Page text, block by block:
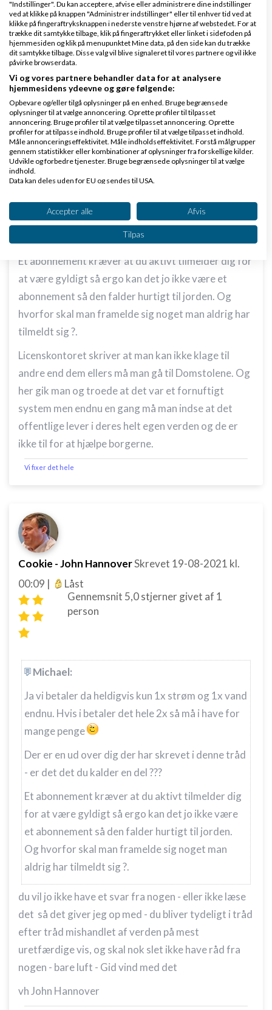
Alle steder gør de da det - lige som en del har
forsøgt at forklare dig - Hvis du har abonnement
og ikke opsiger det, så forsætter du betalingen
efter at være flyttet - men vil jo normalt have det
med i salget, at køber overtager - og der vil være
måleraflæsning og alt
Ja vi betaler da heldigvis kun 1x strøm og 1x vand
endnu. Hvis i betaler det hele 2x så må i have for
Der er en ud over dig der har skrevet i dennetråd-
er det det du kalder en del ???
Et abonnement kræver at du aktivt tilmelder dig for
at være gyldigt så ergo kan det jo ikke være et
abonnement så den falder hurtigt til jorden. Og
hvorfor skal man framelde sig noget man aldrig har
tilmeldt sig ?.
Licenskontoret skriver at man kan ikke klage til
andre end dem ellers må man gå til Domstolene. Og
her gik man og troede at det var et fornuftigt
system men endnu en gang må man indse at det
offentlige lever i deres helt egen verden og de er
ikke til for at hjælpe borgerne.
Vi fixer det hele
Cookie - John HannoverSkrevet 19-08-2021 kl.
00:09 |
Låst
Gennemsnit 5,0stjerner givet af 1
person
Michael:
Ja vi betaler da heldigvis kun 1x strøm og 1x vand
endnu. Hvis i betaler det hele 2x så må i have for
mange penge
Der er en ud over dig der har skrevet i denne tråd
- er det det du kalder en del ???
Et abonnement kræver at du aktivt tilmelder dig
for at være gyldigt så ergo kan det jo ikke være
et abonnement så den falder hurtigt til jorden.
Og hvorfor skal man framelde sig noget man
aldrig har tilmeldt sig ?.
du vil jo ikke have et svar fra nogen - eller ikke læse
det så det giver jeg op med - du bliver tydeligt i tråd
efter tråd mishandlet af verden på mest
uretfærdige vis, og skal nok slet ikke have råd fra
nogen - bare luft - Gid vind med det
vh John Hannover
"Indstillinger". Du kan acceptere, afvise eller administrere dine indstillinger
ved at klikke på knappen "Administrer indstillinger" eller til enhver tid ved at
klikke på fingeraftryksknappen i nederste venstre hjørne af webstedet. For at
trække dit samtykke tilbage, klik på fingeraftrykket eller linket i sidefoden på
hjemmesiden og klik på menupunktet Mine data, på den side kan du trække
dit samtykke tilbage. Disse valg vil blive signaleret til vores partnere og vil ikke
påvirke browserdata.
Vi og vores partnere behandler data for at analysere
hjemmesidens ydeevne og gøre følgende:
Opbevare og/eller tilgå oplysninger på en enhed. Bruge begrænsede
oplysninger til at vælge annoncering. Oprette profiler til tilpasset
annoncering. Bruge profiler til at vælge tilpasset annoncering. Oprette
profiler for at tilpasse indhold. Bruge profiler til at vælge tilpasset indhold.
Måle annonceringseffektivitet. Måle indholdseffektivitet. Forstå målgrupper
gennem statistikker eller kombinationer af oplysninger fra forskellige kilder.
Udvikle og forbedre tjenester. Bruge begrænsede oplysninger til at vælge
indhold.
Data kan deles uden for EU og sendes til USA.
Se partnerliste (2 IAB-leverandører)
Vi bruger dine data til følgende formål:
IAB's behandlingsformål:
Opbevare og/eller tilgå oplysninger på en
Bruge begrænsede oplysninger til at vælge
Oprette profiler til tilpasset annoncering
Bruge profiler til at vælge tilpasset
Oprette profiler for at tilpasse indhold
Bruge profiler til at vælge tilpasset indhold
Måle annonceringseffektivitet
Måle indholdseffektivitet
kilder
Udvikle og forbedre tjenester
Bruge begrænsede oplysninger til at vælge
IAB Special Features:
Bruge præcise geografiske
placeringsoplysninger
Ikke-IAB-behandlingsformål:
Nødvendig
Ydeevne
Funktionel
Annoncering / marketing
Accepter alle Afvis
Tilpas